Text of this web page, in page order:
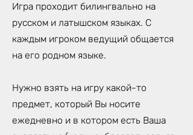
Игра проходит билингвально на
русском и латышском языках. С
каждым игроком ведущий общается
на его родном языке.
Нужно взять на игру какой-то
предмет, который Вы носите
ежедневно и в котором есть Ваша